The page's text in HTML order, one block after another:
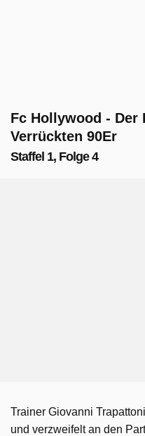
Fc Hollywood - Der
Verrückten 90Er
Staffel 1, Folge 4
Trainer Giovanni
und verzweifelt an den